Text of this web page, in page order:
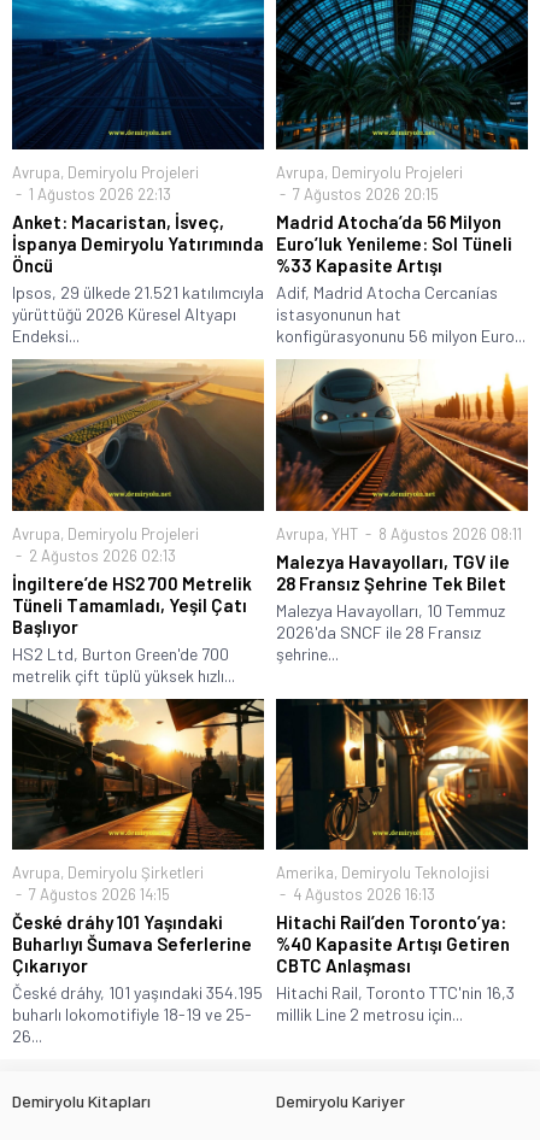
Avrupa, Demiryolu Projeleri
1 Ağustos 2026 22:13
Anket: Macaristan, İsveç,
İspanya Demiryolu Yatırımında
Öncü
Ipsos, 29 ülkede 21.521 katılımcıyla
yürüttüğü 2026 Küresel Altyapı
Endeksi...
Avrupa, Demiryolu Projeleri
7 Ağustos 2026 20:15
Madrid Atocha’da 56 Milyon
Euro’luk Yenileme: Sol Tüneli
%33 Kapasite Artışı
Adif, Madrid Atocha Cercanías
istasyonunun hat
konfigürasyonunu 56 milyon Euro...
Avrupa, Demiryolu Projeleri
2 Ağustos 2026 02:13
İngiltere’de HS2 700 Metrelik
Tüneli Tamamladı, Yeşil Çatı
Başlıyor
HS2 Ltd, Burton Green'de 700
metrelik çift tüplü yüksek hızlı...
Avrupa, YHT 8 Ağustos 2026 08:11
Malezya Havayolları, TGV ile
28 Fransız Şehrine Tek Bilet
Malezya Havayolları, 10 Temmuz
2026'da SNCF ile 28 Fransız
şehrine...
Avrupa, Demiryolu Şirketleri
7 Ağustos 2026 14:15
České dráhy 101 Yaşındaki
Buharlıyı Šumava Seferlerine
Çıkarıyor
České dráhy, 101 yaşındaki 354.195
buharlı lokomotifiyle 18-19 ve 25-
26...
Amerika, Demiryolu Teknolojisi
4 Ağustos 2026 16:13
Hitachi Rail’den Toronto’ya:
%40 Kapasite Artışı Getiren
CBTC Anlaşması
Hitachi Rail, Toronto TTC'nin 16,3
millik Line 2 metrosu için...
Demiryolu Kitapları Demiryolu Kariyer